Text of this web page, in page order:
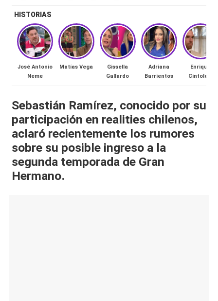
n
a
🔥
R
al
it
y
s,
T
V
redes
lacvc.com
HISTORIAS
José Antonio
Neme
Matías Vega
Gissella
Gallardo
Adriana
Barrientos
Enrique
Cintolesi
Sebastián Ramírez, conocido por su
participación en realities chilenos,
aclaró recientemente los rumores
sobre su posible ingreso a la
segunda temporada de Gran
Hermano.